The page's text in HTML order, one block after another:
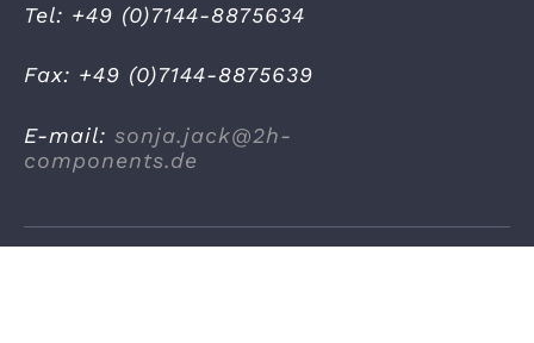
Tel: +49 (0)7144-8875634
Fax: +49 (0)7144-8875639
E-mail: sonja.jack@2h-
components.de